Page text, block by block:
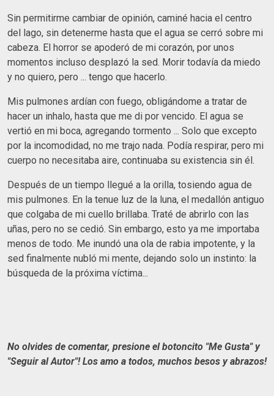
Sin permitirme cambiar de opinión, caminé hacia el centro
del lago, sin detenerme hasta que el agua se cerró sobre mi
cabeza. El horror se apoderó de mi corazón, por unos
momentos incluso desplazó la sed. Morir todavía da miedo
y no quiero, pero ... tengo que hacerlo.
Mis pulmones ardían con fuego, obligándome a tratar de
hacer un inhalo, hasta que me di por vencido. El agua se
vertió en mi boca, agregando tormento ... Solo que excepto
por la incomodidad, no me trajo nada. Podía respirar, pero mi
cuerpo no necesitaba aire, continuaba su existencia sin él.
Después de un tiempo llegué a la orilla, tosiendo agua de
mis pulmones. En la tenue luz de la luna, el medallón antiguo
que colgaba de mi cuello brillaba. Traté de abrirlo con las
uñas, pero no se cedió. Sin embargo, esto ya me importaba
menos de todo. Me inundó una ola de rabia impotente, y la
sed finalmente nubló mi mente, dejando solo un instinto: la
búsqueda de la próxima víctima...
No olvides de comentar, presione el botoncito "Me Gusta" y
"Seguir al Autor"! Los amo a todos, muchos besos y abrazos!